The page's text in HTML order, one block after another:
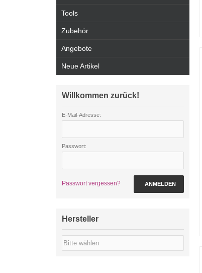
Tools
Zubehör
Angebote
Neue Artikel
Willkommen zurück!
E-Mail-Adresse:
Passwort:
Passwort vergessen? ANMELDEN
Hersteller